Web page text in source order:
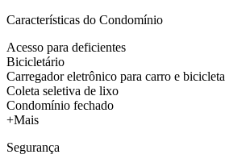
Características do Condomínio
Acesso para deficientes
Bicicletário
Carregador eletrônico para carro e bicicleta
Coleta seletiva de lixo
Condomínio fechado
+Mais
Segurança